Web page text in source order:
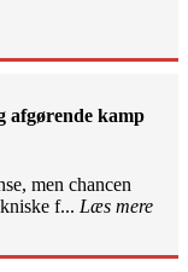
afgørende kamp
men chancen
f... Læs mere